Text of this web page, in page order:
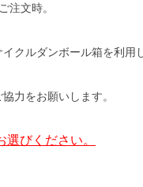
注文時。
クルダンボール箱を利用
力をお願いします。
びください。